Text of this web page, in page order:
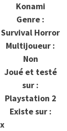
Konami
Genre :
Survival Horror
Multijoueur :
Non
Joué et testé
sur :
Playstation 2
Existe sur :